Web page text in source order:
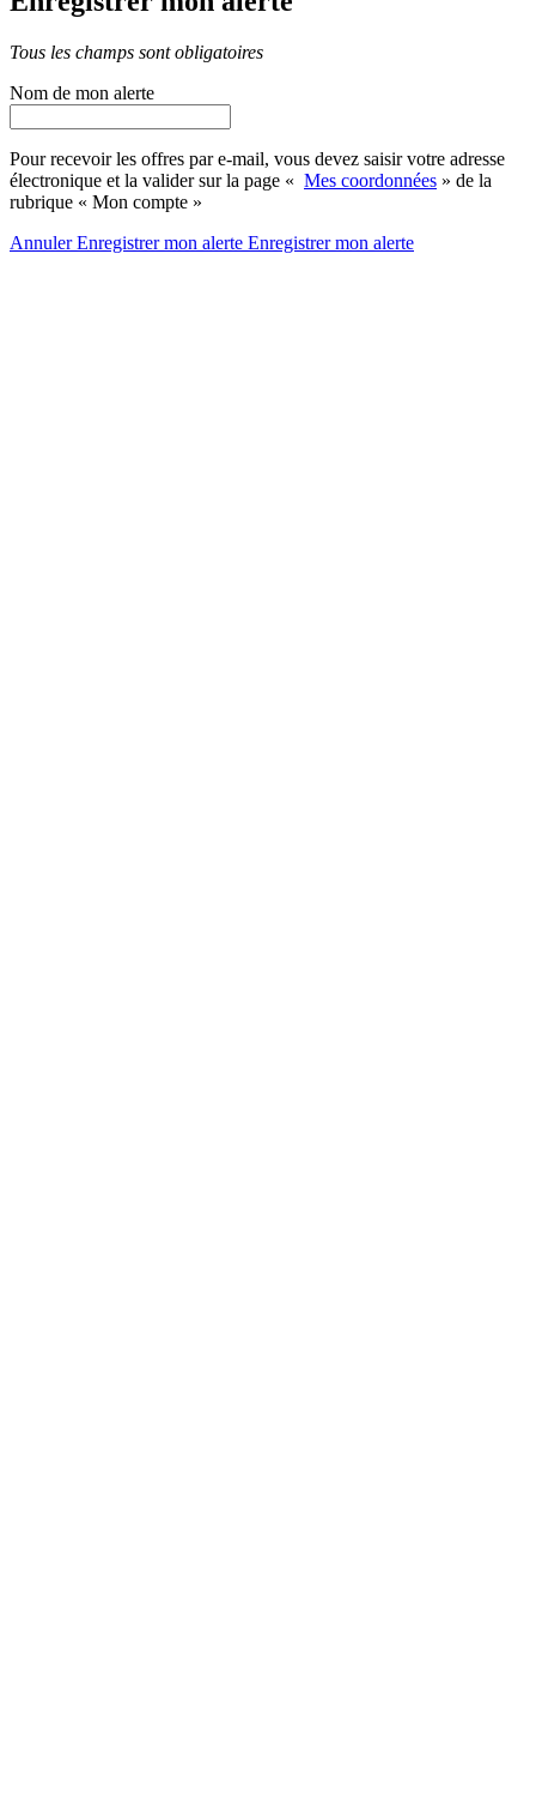
Tous les champs sont obligatoires
Nom de mon alerte
Pour recevoir les offres par e-mail, vous devez saisir votre adresse
électronique et la valider sur la page « Mes coordonnées » de la
rubrique « Mon compte »
AnnulerEnregistrer mon alerte Enregistrermon alerte